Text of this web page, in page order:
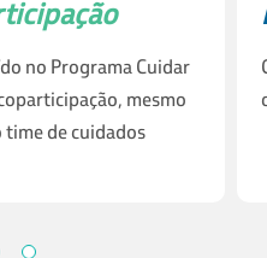
no Programa Cuidar
mesmo
de cuidados